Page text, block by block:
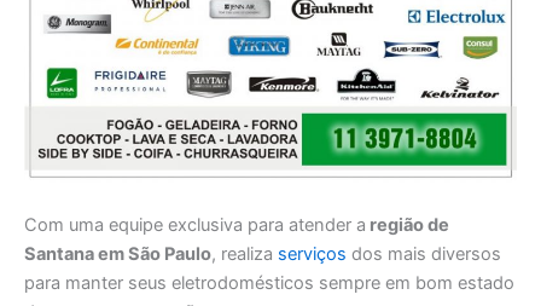
Com uma equipe exclusiva para atender a região de
Santana em São Paulo, realiza serviços dos mais diversos
para manter seus eletrodomésticos sempre em bom estado